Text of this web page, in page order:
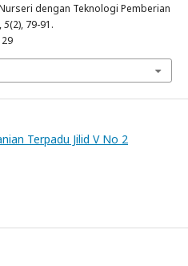
dengan Teknologi Pemberian
,5(2), 79-91.
Terpadu Jilid V No 2